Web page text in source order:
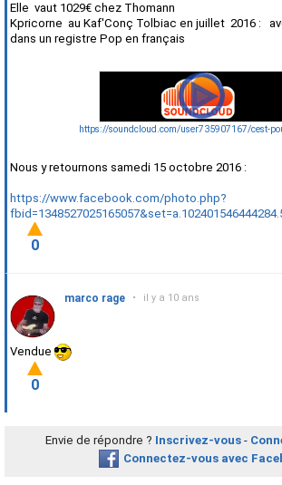
Elle vaut 1029€ chez Thomann
Kpricorne au Kaf'Conç Tolbiac en juillet 2016 :
dans un registre Pop en français
https://soundcloud.com/user735907167/cest-
Nous y retournons samedi 15 octobre 2016 :
https://www.facebook.com/photo.php?
0
marco rage • il y a 10 ans
Vendue
0
Envie de répondre ? Inscrivez-vous-
Connectez-vous avec